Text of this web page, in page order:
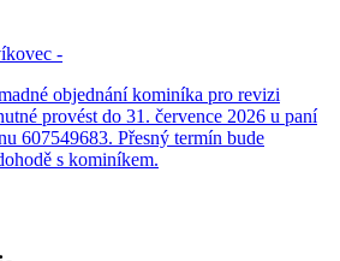
-
objednání kominíka pro revizi
provést do 31. července 2026 u paní
607549683. Přesný termín bude
s kominíkem.